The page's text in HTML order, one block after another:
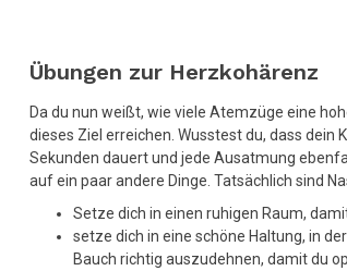
Übungen zur Herzkohärenz
Da du nun weißt, wie viele Atemzüge eine
dieses Ziel erreichen. Wusstest du, dass
Sekunden dauert und jede Ausatmung
auf ein paar andere Dinge. Tatsächlich sind
Setze dich in einen ruhigen Raum,
setze dich in eine schöne Haltung, in
Bauch richtig auszudehnen, damit du